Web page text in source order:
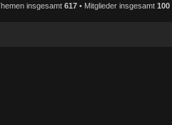
insgesamt 617 • Mitglieder insgesamt 100